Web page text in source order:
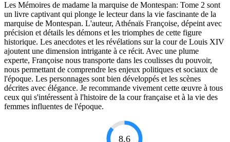
Les Mémoires de madame la marquise de Montespan: Tome 2 sont
un livre captivant qui plonge le lecteur dans la vie fascinante de la
marquise de Montespan. L'auteur, Athénaïs Françoise, dépeint avec
précision et détails les démons et les triomphes de cette figure
historique. Les anecdotes et les révélations sur la cour de Louis XIV
ajoutent une dimension intrigante à ce récit. Avec une plume
experte, Françoise nous transporte dans les coulisses du pouvoir,
nous permettant de comprendre les enjeux politiques et sociaux de
l'époque. Les personnages sont bien développés et les scènes
décrites avec élégance. Je recommande vivement cette œuvre à tous
ceux qui s'intéressent à l'histoire de la cour française et à la vie des
femmes influentes de l'époque.
8.6